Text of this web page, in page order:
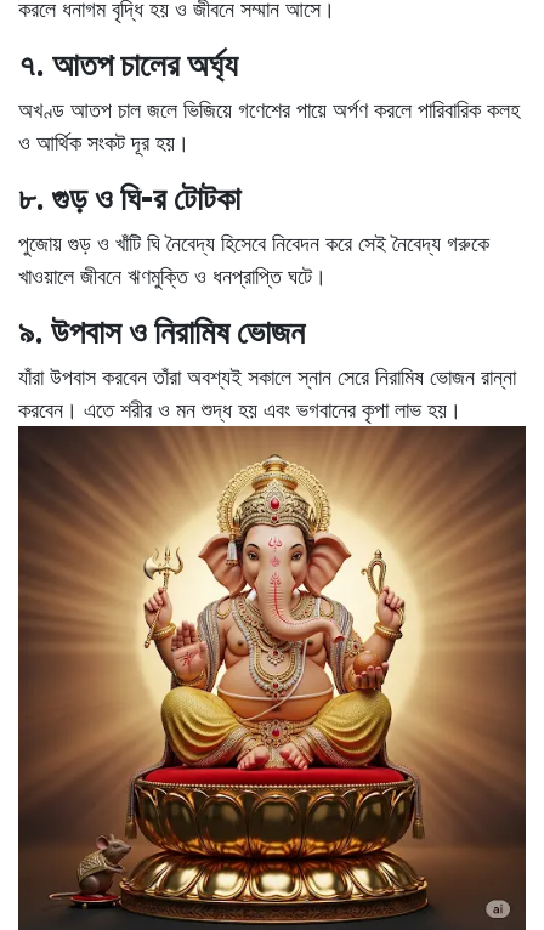
করলে ধনাগম বৃদ্ধিহয় ও জীবনে সম্মান আসে।
৭. আতপ চালের অর্ঘ্য
অখণ্ড আতপ চাল জলে ভিজিয়ে গণেশের পায়ে অর্পণ করলেপারিবারিক কলহ
ও আর্থিক সংকটদূর হয়।
৮. গুড় ও ঘি-র টোটকা
পুজোয় গুড় ও খাঁটি ঘিনৈবেদ্য হিসেবে নিবেদন করে সেই নৈবেদ্য গরুকে
খাওয়ালেজীবনে ঋণমুক্তি ও ধনপ্রাপ্তিঘটে।
৯. উপবাস ও নিরামিষ ভোজন
যাঁরা উপবাস করবেন তাঁরা অবশ্যইসকালে স্নান সেরেনিরামিষ ভোজন রান্না
করবেন। এতেশরীর ও মন শুদ্ধহয় এবং ভগবানের কৃপা লাভ হয়।